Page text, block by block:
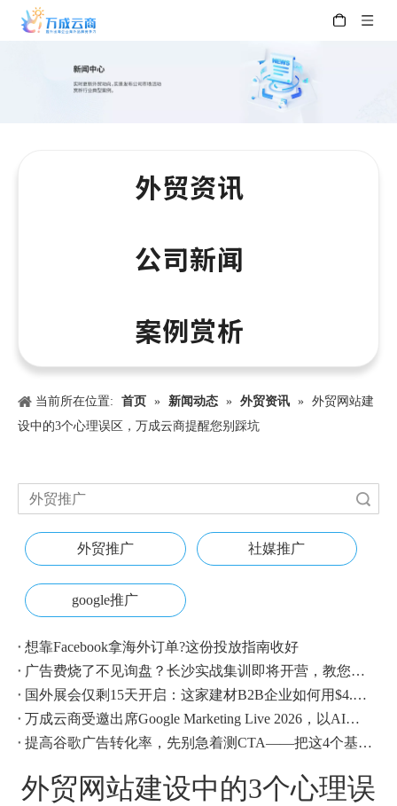
外贸资讯
公司新闻
案例赏析
当前所在位置: 首页 » 新闻动态 » 外贸资讯 » 外贸网站建
设中的3个心理误区，万成云商提醒您别踩坑
外贸推广 社媒推广
google推广
想靠Facebook拿海外订单?这份投放指南收好
广告费烧了不见询盘？长沙实战集训即将开营，教您SEM投放+GEO流量收割，把预算变成真订单
国外展会仅剩15天开启：这家建材B2B企业如何用$4.1撬动近500条本地经销商线索？
万成云商受邀出席Google Marketing Live 2026，以AI之力领航出海增长新浪潮
提高谷歌广告转化率，先别急着测CTA——把这4个基础动作做对，比什么都管用
外贸网站建设中的3个心理误